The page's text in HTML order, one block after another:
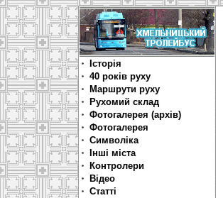
Історія
40 років руху
Маршрути руху
Рухомий склад
Фотогалерея (архів)
Фотогалерея
Символіка
Інші міста
Контролери
Відео
Статті